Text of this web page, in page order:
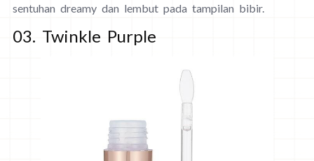
sentuhan dreamy dan lembut pada tampilan bibir.
03. Twinkle Purple